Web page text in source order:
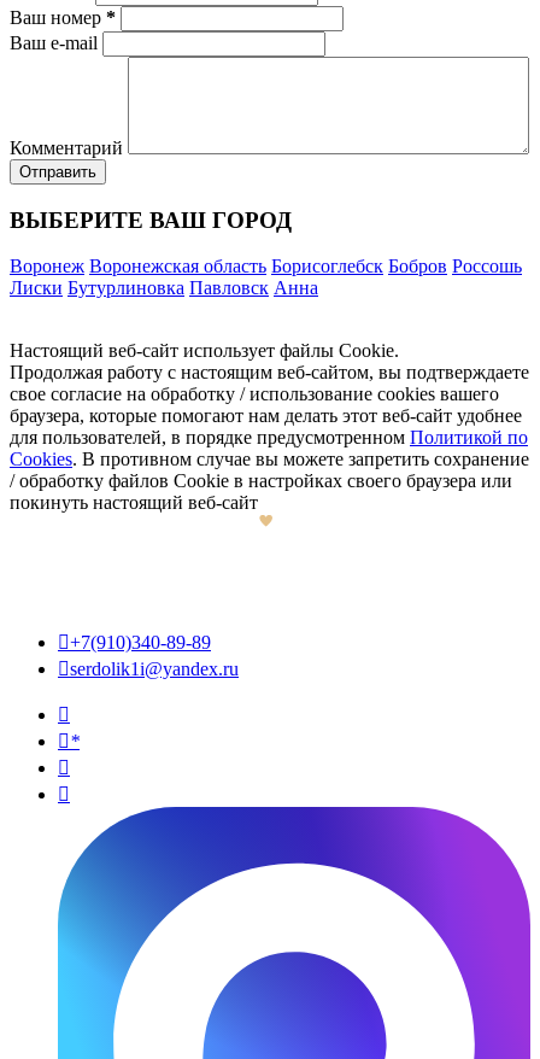
Ваш номер *
Ваш e-mail
Комментарий
ВЫБЕРИТЕ ВАШ ГОРОД
Воронеж Воронежская область Борисоглебск Бобров Россошь
Лиски Бутурлиновка Павловск Анна
Настоящий веб-сайт использует файлы Cookie.
Продолжая работу с настоящим веб-сайтом, вы подтверждаете
свое согласие на обработку / использование cookies вашего
браузера, которые помогают нам делать этот веб-сайт удобнее
для пользователей, в порядке предусмотренном Политикой по
Cookies. В противном случае вы можете запретить сохранение
/ обработку файлов Cookie в настройках своего браузера или
покинуть настоящий веб-сайт
+7(910)340-89-89
serdolik1i@yandex.ru

*

